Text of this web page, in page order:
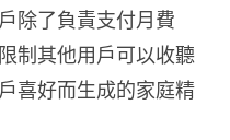
除了負責支付月費
制其他用戶可以收聽
喜好而生成的家庭精